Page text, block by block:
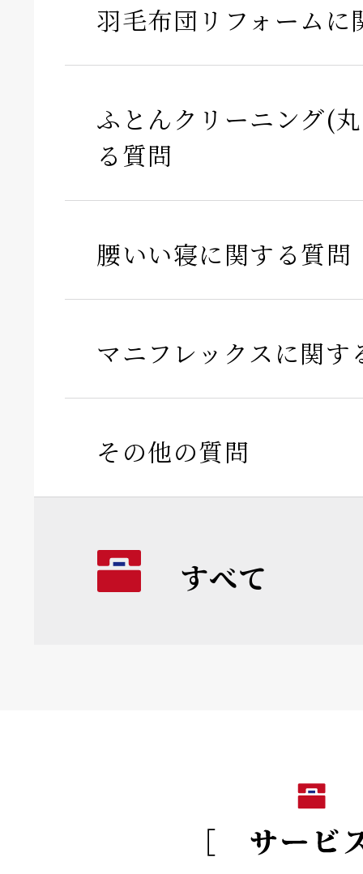
羽毛布団リフォームに
ふとんクリーニング(
る質問
腰いい寝に関する質問
マニフレックスに関す
その他の質問
すべて